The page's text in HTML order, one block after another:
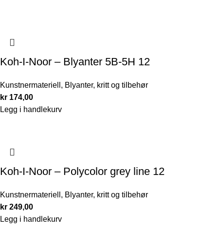
Koh-I-Noor – Blyanter 5B-5H 12
Kunstnermateriell , Blyanter, kritt og tilbehør
kr 174,00
Legg i handlekurv
Koh-I-Noor – Polycolor grey line 12
Kunstnermateriell , Blyanter, kritt og tilbehør
kr 249,00
Legg i handlekurv